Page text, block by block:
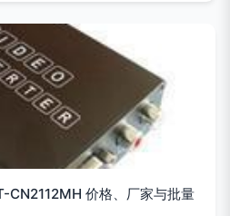
CN2112MH 价格、厂家与批量